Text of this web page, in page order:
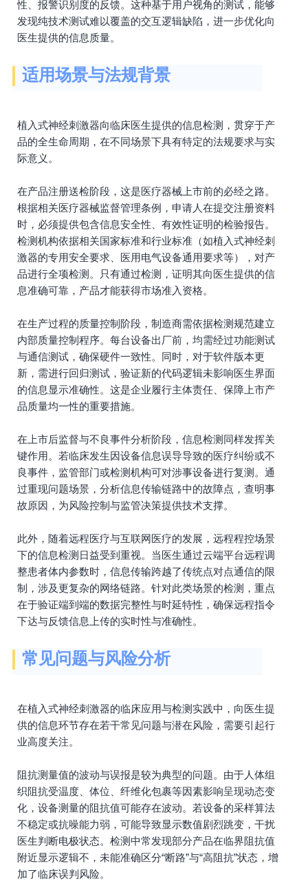
性、报警识别度的反馈。这种基于用户视角的测试，能够
发现纯技术测试难以覆盖的交互逻辑缺陷，进一步优化向
医生提供的信息质量。
适用场景与法规背景
植入式神经刺激器向临床医生提供的信息检测，贯穿于产
品的全生命周期，在不同场景下具有特定的法规要求与实
际意义。
在产品注册送检阶段，这是医疗器械上市前的必经之路。
根据相关医疗器械监督管理条例，申请人在提交注册资料
时，必须提供包含信息安全性、有效性证明的检验报告。
检测机构依据相关国家标准和行业标准（如植入式神经刺
激器的专用安全要求、医用电气设备通用要求等），对产
品进行全项检测。只有通过检测，证明其向医生提供的信
息准确可靠，产品才能获得市场准入资格。
在生产过程的质量控制阶段，制造商需依据检测规范建立
内部质量控制程序。每台设备出厂前，均需经过功能测试
与通信测试，确保硬件一致性。同时，对于软件版本更
新，需进行回归测试，验证新的代码逻辑未影响医生界面
的信息显示准确性。这是企业履行主体责任、保障上市产
品质量均一性的重要措施。
在上市后监督与不良事件分析阶段，信息检测同样发挥关
键作用。若临床发生因设备信息误导导致的医疗纠纷或不
良事件，监管部门或检测机构可对涉事设备进行复测。通
过重现问题场景，分析信息传输链路中的故障点，查明事
故原因，为风险控制与监管决策提供技术支撑。
此外，随着远程医疗与互联网医疗的发展，远程程控场景
下的信息检测日益受到重视。当医生通过云端平台远程调
整患者体内参数时，信息传输跨越了传统点对点通信的限
制，涉及更复杂的网络链路。针对此类场景的检测，重点
在于验证端到端的数据完整性与时延特性，确保远程指令
下达与反馈信息上传的实时性与准确性。
常见问题与风险分析
在植入式神经刺激器的临床应用与检测实践中，向医生提
供的信息环节存在若干常见问题与潜在风险，需要引起行
业高度关注。
阻抗测量值的波动与误报是较为典型的问题。由于人体组
织阻抗受温度、体位、纤维化包裹等因素影响呈现动态变
化，设备测量的阻抗值可能存在波动。若设备的采样算法
不稳定或抗噪能力弱，可能导致显示数值剧烈跳变，干扰
医生判断电极状态。检测中常发现部分产品在临界阻抗值
附近显示逻辑不，未能准确区分“断路”与“高阻抗”状态，增
加了临床误判风险。